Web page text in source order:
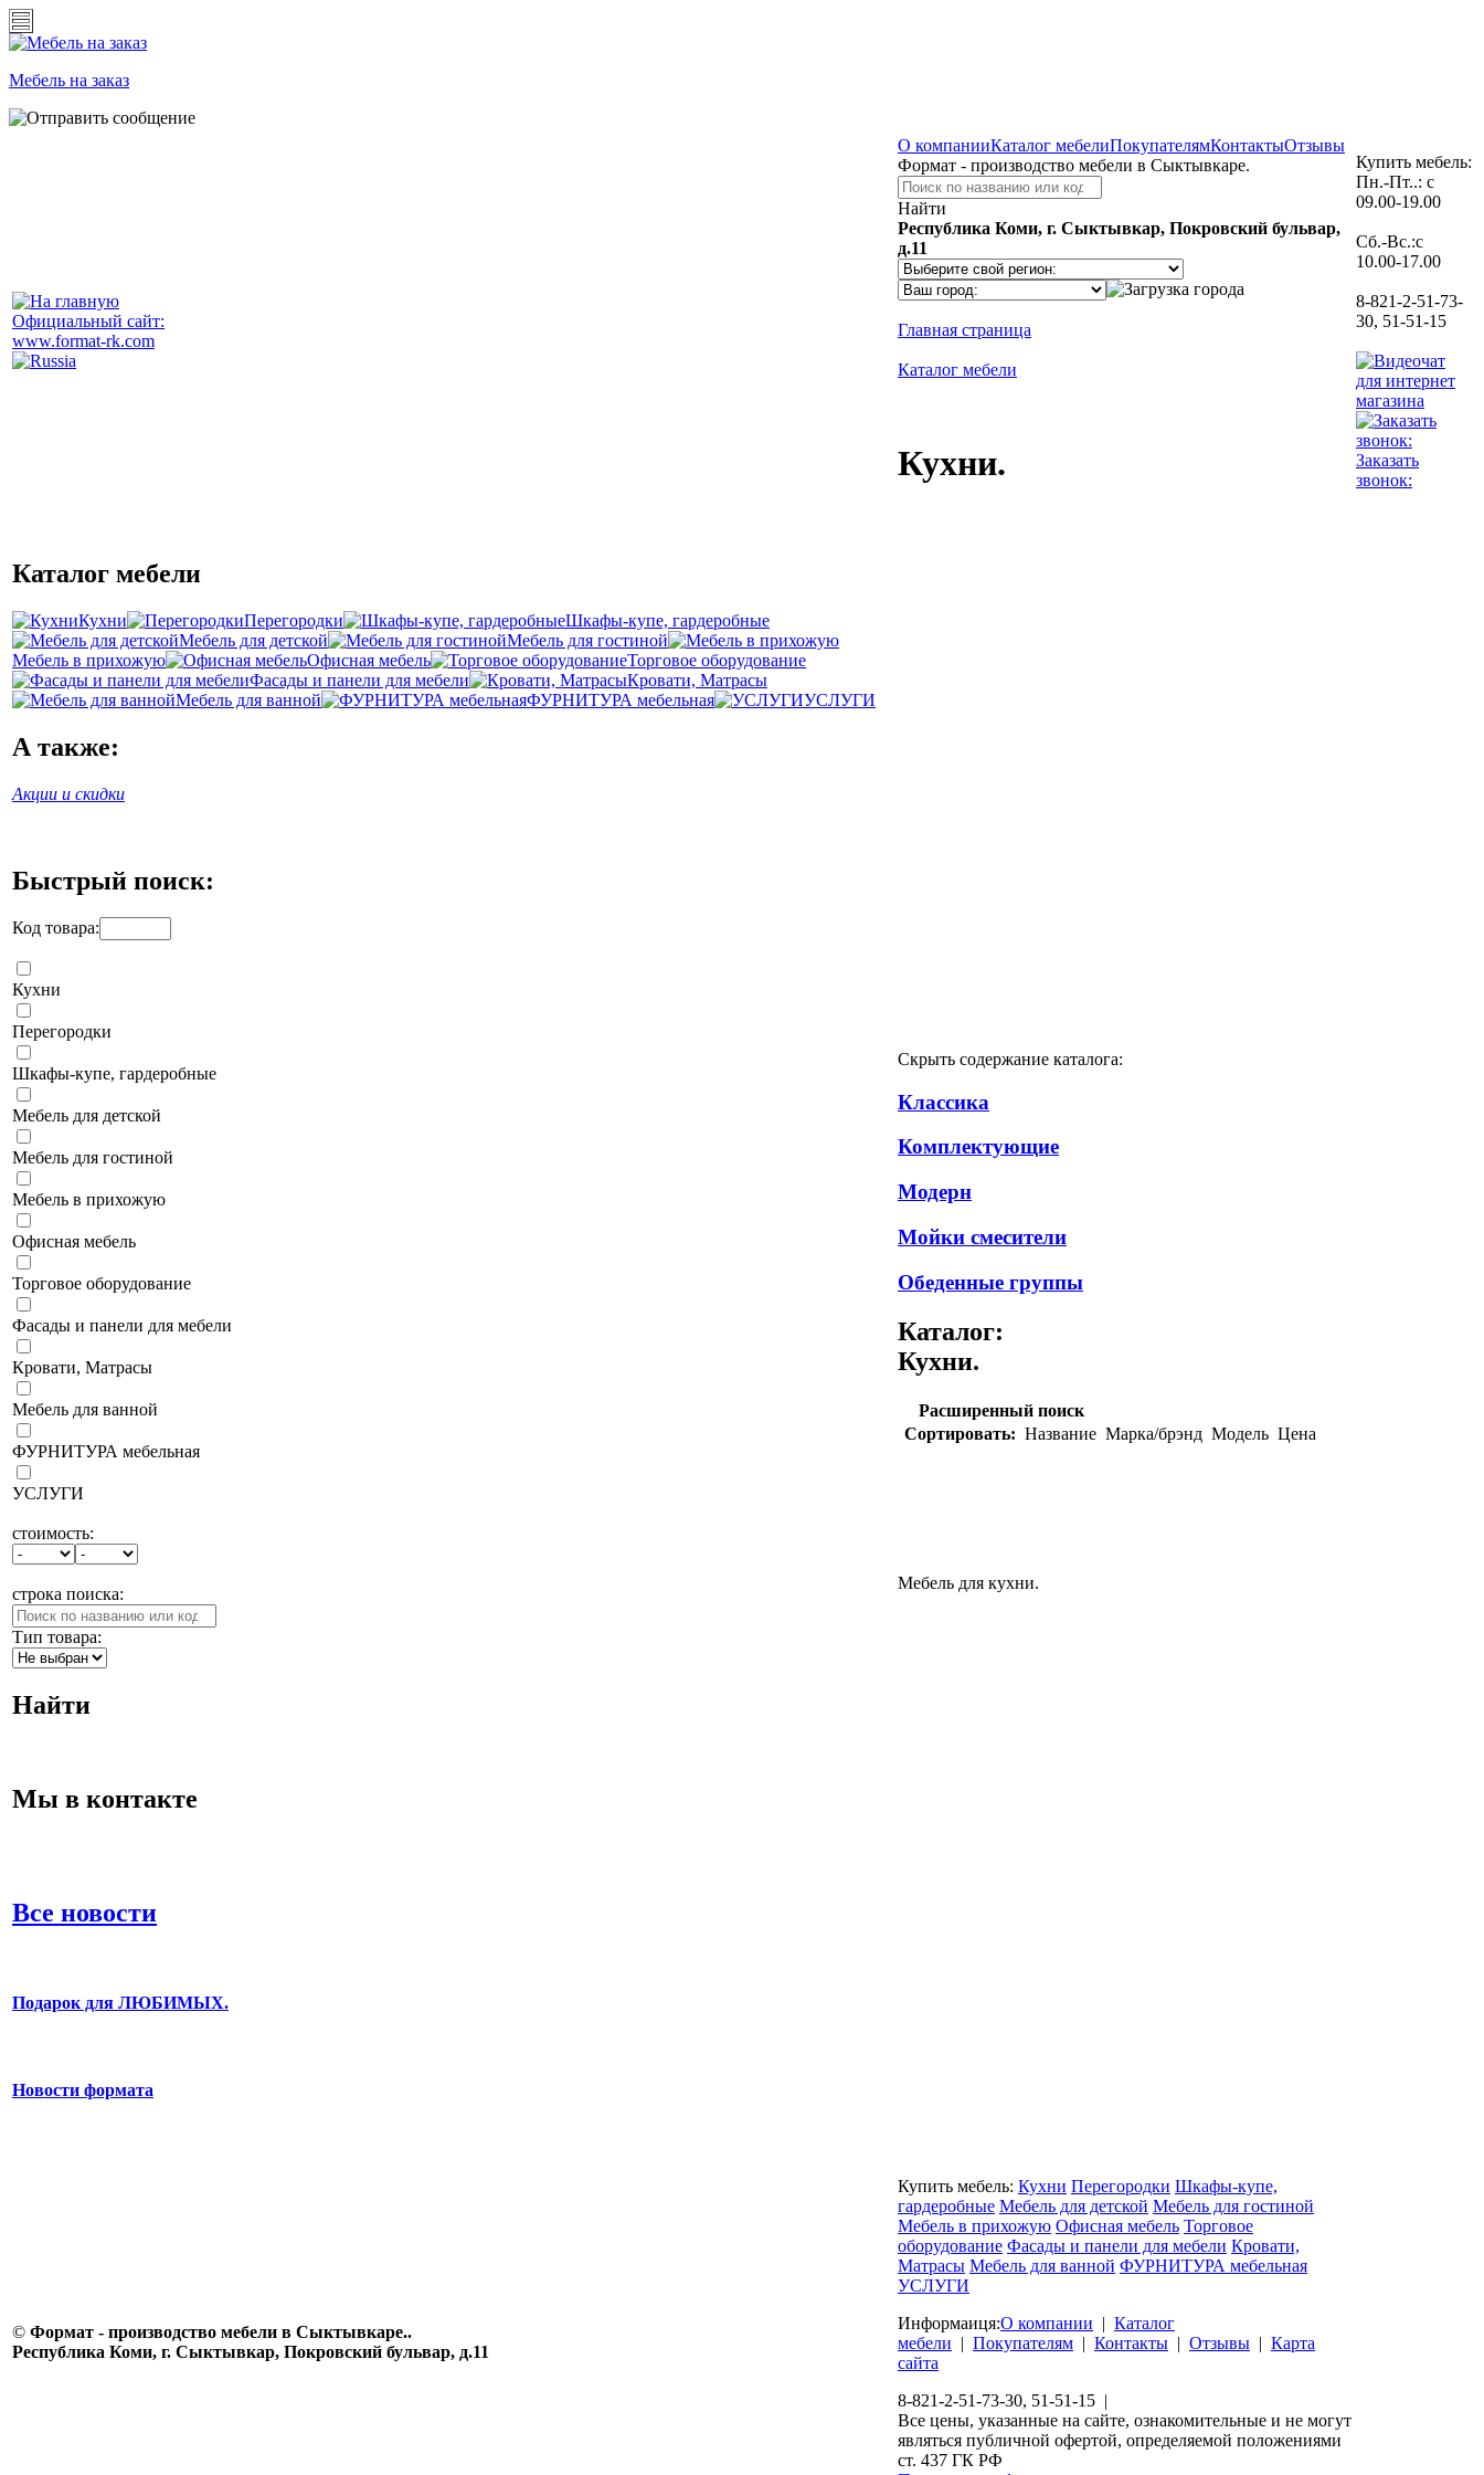
Мебель на заказ
Официальный сайт:
www.format-rk.com
О компанииКаталог мебелиПокупателямКонтактыОтзывы
Формат - производство мебели в Сыктывкаре.
Найти
Республика Коми, г. Сыктывкар, Покровский бульвар,
д.11
Главная страница
Каталог мебели
Кухни.
Купить мебель:
Пн.-Пт..: с
09.00-19.00
Сб.-Вс.:с
10.00-17.00
8-821-2-51-73-
30, 51-51-15
Заказать
звонок:
Каталог мебели
Кухни Перегородки
Шкафы-купе, гардеробные
Мебель для детской
Мебель для гостиной
Мебель в прихожую
Офисная мебель
Торговое оборудование
Фасады и панели для мебели
Кровати, Матрасы
Мебель для ванной
ФУРНИТУРА мебельная УСЛУГИ
А также:
Акции и скидки
Быстрый поиск:
Код товара:
Кухни
Перегородки
Шкафы-купе, гардеробные
Мебель для детской
Мебель для гостиной
Мебель в прихожую
Офисная мебель
Торговое оборудование
Фасады и панели для мебели
Кровати, Матрасы
Мебель для ванной
ФУРНИТУРА мебельная
УСЛУГИ
стоимость:
строка поиска:
Тип товара:
Найти
Мы в контакте
Все новости
Подарок для ЛЮБИМЫХ.
Новости формата
Скрыть содержание каталога:
Классика
Комплектующие
Модерн
Мойки смесители
Обеденные группы
Каталог:
Кухни.
Расширенный поиск
Сортировать: Название Марка/брэнд Модель Цена
Мебель для кухни.
© Формат - производство мебели в Сыктывкаре..
Республика Коми, г. Сыктывкар, Покровский бульвар, д.11
Купить мебель: Кухни Перегородки Шкафы-купе,
гардеробные Мебель для детской Мебель для гостиной
Мебель в прихожую Офисная мебель Торговое
оборудование Фасады и панели для мебели Кровати,
Матрасы Мебель для ванной ФУРНИТУРА мебельная
УСЛУГИ
Информаиця:О компании | Каталог
мебели | Покупателям | Контакты | Отзывы | Карта
сайта
8-821-2-51-73-30, 51-51-15 |
Все цены, указанные на сайте, ознакомительные и не могут
являться публичной офертой, определяемой положениями
ст. 437 ГК РФ